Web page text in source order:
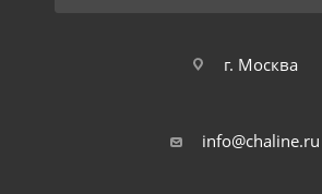
г. Москва
info@chaline.ru